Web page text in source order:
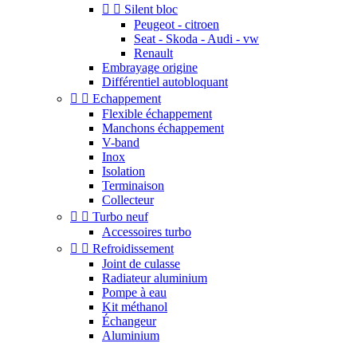
  Silent bloc
Peugeot - citroen
Seat - Skoda - Audi - vw
Renault
Embrayage origine
Différentiel autobloquant
  Echappement
Flexible échappement
Manchons échappement
V-band
Inox
Isolation
Terminaison
Collecteur
  Turbo neuf
Accessoires turbo
  Refroidissement
Joint de culasse
Radiateur aluminium
Pompe à eau
Kit méthanol
Échangeur
Aluminium